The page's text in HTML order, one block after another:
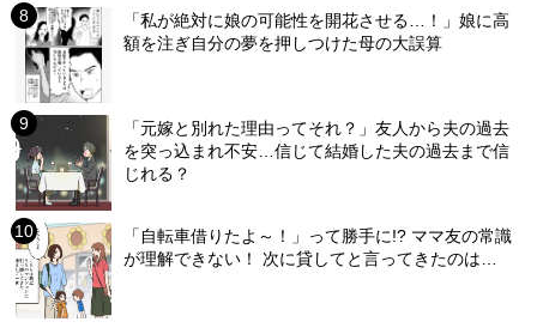
「私が絶対に娘の可能性を開花させる…！」娘に高
額を注ぎ自分の夢を押しつけた母の大誤算
「元嫁と別れた理由ってそれ？」友人から夫の過去
を突っ込まれ不安…信じて結婚した夫の過去まで信
じれる？
「自転車借りたよ～！」って勝手に!? ママ友の常識
が理解できない！ 次に貸してと言ってきたのは…